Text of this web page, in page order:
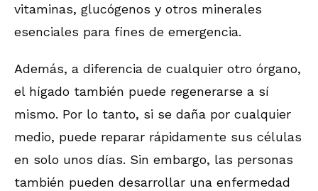
vitaminas, glucógenos y otros minerales
esenciales para fines de emergencia.
Además, a diferencia de cualquier otro órgano,
el hígado también puede regenerarse a sí
mismo. Por lo tanto, si se daña por cualquier
medio, puede reparar rápidamente sus células
en solo unos días. Sin embargo, las personas
también pueden desarrollar una enfermedad